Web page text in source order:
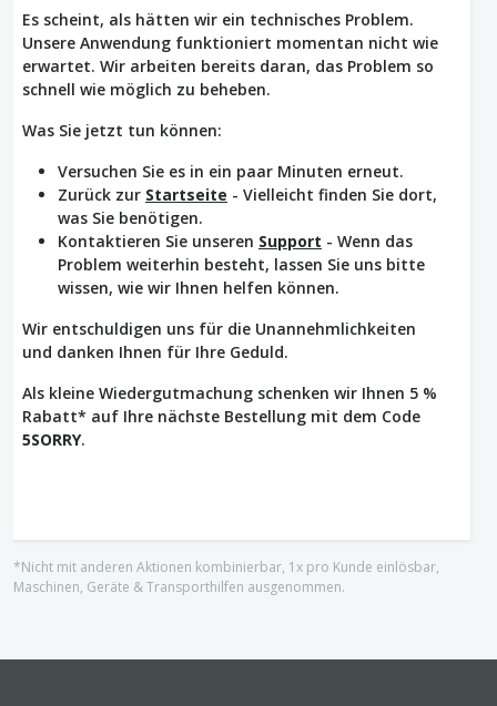
Es scheint, als hätten wir ein technisches Problem.
Unsere Anwendung funktioniert momentan nicht wie
erwartet. Wir arbeiten bereits daran, das Problem so
schnell wie möglich zu beheben.
Was Sie jetzt tun können:
Versuchen Sie es in ein paar Minuten erneut.
Zurück zur Startseite - Vielleicht finden Sie dort,
was Sie benötigen.
Kontaktieren Sie unseren Support - Wenn das
Problem weiterhin besteht, lassen Sie uns bitte
wissen, wie wir Ihnen helfen können.
Wir entschuldigen uns für die Unannehmlichkeiten
und danken Ihnen für Ihre Geduld.
Als kleine Wiedergutmachung schenken wir Ihnen 5 %
Rabatt* auf Ihre nächste Bestellung mit dem Code
5SORRY.
*Nicht mit anderen Aktionen kombinierbar, 1x pro Kunde einlösbar,
Maschinen, Geräte & Transporthilfen ausgenommen.